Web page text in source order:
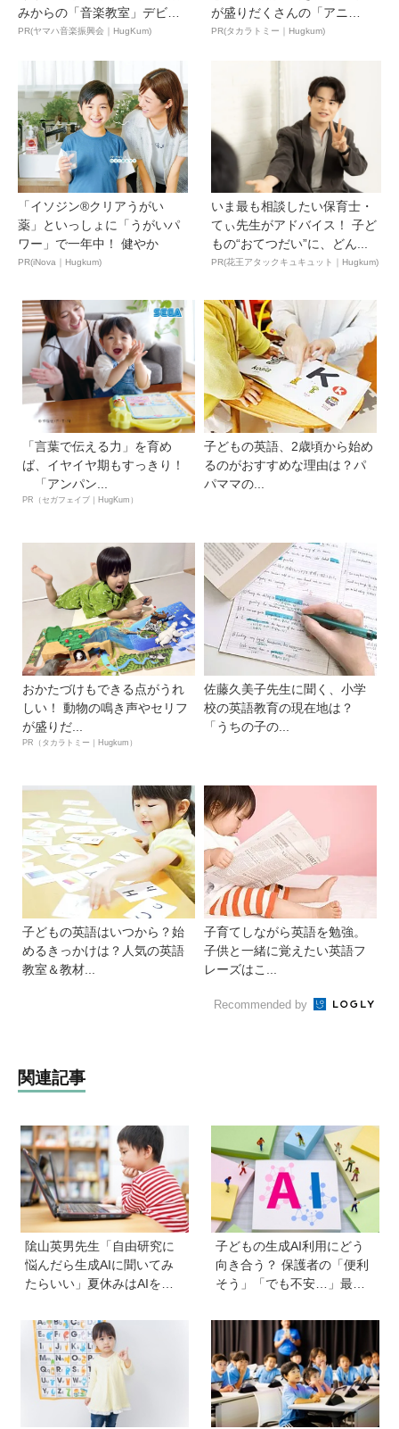
みからの「音楽教室」デビ
ュ...
PR(ヤマハ音楽振興会｜HugKum)
が盛りだくさんの「アニ
ア ...
PR(タカラトミー｜Hugkum)
「イソジン®クリアうがい
薬」といっしょに「うがいパ
ワー」で一年中！ 健やか
PR(iNova｜Hugkum)
いま最も相談したい保育士・
てぃ先生がアドバイス！ 子ど
もの“おてつだい”に、どん...
PR(花王アタックキュキュット｜Hugkum)
「言葉で伝える力」を育め
ば、イヤイヤ期もすっきり！
「アンパン...
PR（セガフェイブ｜HugKum）
子どもの英語、2歳頃から始め
るのがおすすめな理由は？パ
パママの...
おかたづけもできる点がうれ
しい！ 動物の鳴き声やセリフ
が盛りだ...
PR（タカラトミー｜Hugkum）
佐藤久美子先生に聞く、小学
校の英語教育の現在地は？
「うちの子の...
子どもの英語はいつから？始
めるきっかけは？人気の英語
教室＆教材...
子育てしながら英語を勉強。
子供と一緒に覚えたい英語フ
レーズはこ...
Recommended by
関連記事
隂山英男先生「自由研究に
悩んだら生成AIに聞いてみ
たらいい」夏休みはAIを活
今しかできないことをして
ほしい
子どもの生成AI利用にどう
向き合う？ 保護者の「便利
そう」「でも不安…」最新
こと【HugKum総研】